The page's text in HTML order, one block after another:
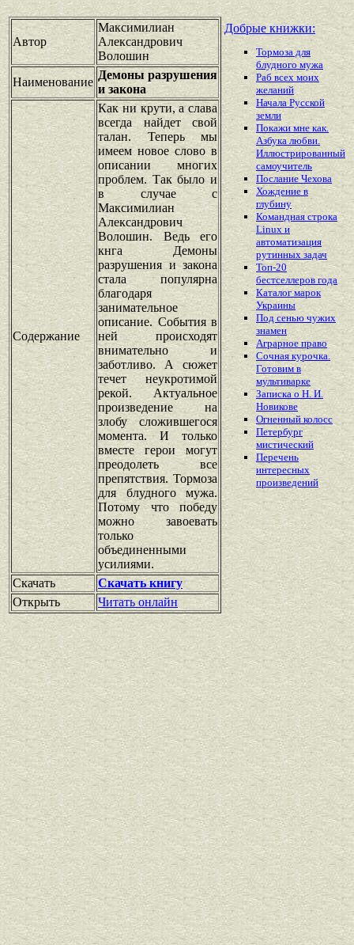
Автор
Максимилиан
Александрович
Волошин
Наименование
Демоны разрушения
и закона
Содержание
Как ни крути, а слава
всегда найдет свой
талан. Теперь мы
имеем новое слово в
описании многих
проблем. Так было и
в случае с
Максимилиан
Александрович
Волошин. Ведь его
кнга Демоны
разрушения и закона
стала популярна
благодаря
занимательное
описание. События в
ней происходят
внимательно и
заботливо. А сюжет
течет неукротимой
рекой. Актуальное
произведение на
злобу сложившегося
момента. И только
вместе герои могут
преодолеть все
препятствия. Тормоза
для блудного мужа.
Потому что победу
можно завоевать
только
объединенными
усилиями.
Скачать
Скачать книгу
Открыть
Читать онлайн
Добрые книжки:
Тормоза для
блудного мужа
Раб всех моих
желаний
Начала Русской
земли
Покажи мне как.
Азбука любви.
Иллюстрированный
самоучитель
Послание Чехова
Хождение в
глубину
Командная строка
Linux и
автоматизация
рутинных задач
Топ-20
бестселлеров года
Каталог марок
Украины
Под сенью чужих
знамен
Аграрное право
Сочная курочка.
Готовим в
мультиварке
Записка о Н. И.
Новикове
Огненный колосс
Петербург
мистический
Перечень
интересных
произведений